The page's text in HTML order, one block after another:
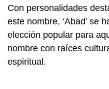
Con personalidades
este nombre, ‘Abad’ se
elección popular para
nombre con raíces
espiritual.